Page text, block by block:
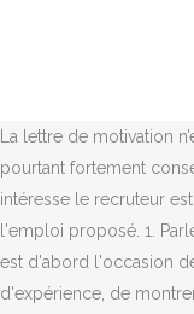
La lettre de motivation
pourtant fortement
intéresse le recruteur
l'emploi proposé. 1.
est d'abord l'occasion
d'expérience, de